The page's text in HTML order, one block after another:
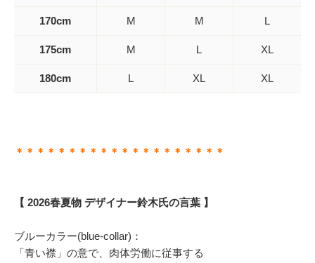
170cm M M L
175cm M L XL
180cm L XL XL
＊＊＊＊＊＊＊＊＊＊＊＊＊＊＊＊＊＊＊＊
【 2026春夏物 デザイナー鈴木氏の言葉 】
ブルーカラー(blue-collar)：
「青い襟」の意で、肉体労働に従事する